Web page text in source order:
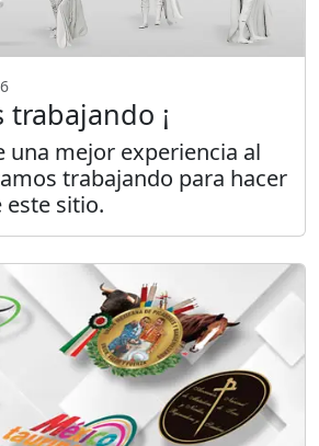
trabajando ¡
una mejor experiencia al
trabajando para hacer
este sitio.